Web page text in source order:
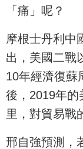
「痛」呢？
摩根士丹利中
出，美國二戰
10年經濟復蘇
後，2019年的
里，對貿易戰
邢自強預測，